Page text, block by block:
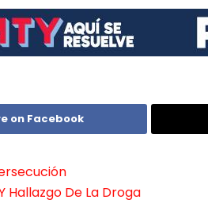
on Facebook
Hallazgo De La Droga